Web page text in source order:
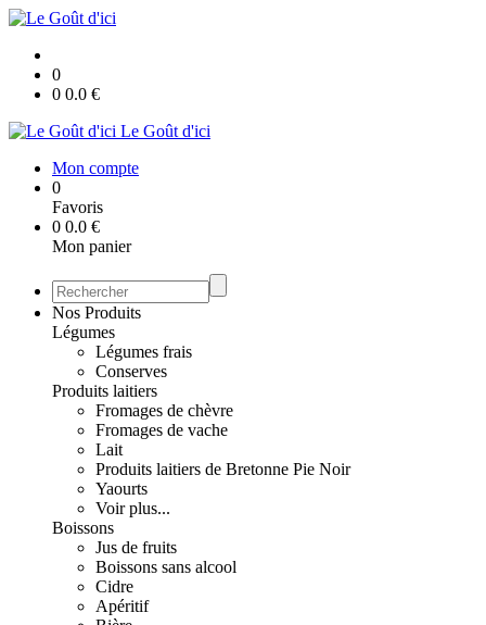
0
0 0.0 €
Le Goût d'ici
Mon compte
0
Favoris
0 0.0 €
Mon panier
Nos Produits
Légumes
Légumes frais
Conserves
Produits laitiers
Fromages de chèvre
Fromages de vache
Lait
Produits laitiers de Bretonne Pie Noir
Yaourts
Voir plus...
Boissons
Jus de fruits
Boissons sans alcool
Cidre
Apéritif